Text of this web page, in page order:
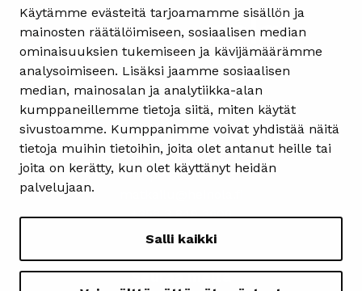
Käytämme evästeitä tarjoamamme sisällön ja
mainosten räätälöimiseen, sosiaalisen median
ominaisuuksien tukemiseen ja kävijämäärämme
analysoimiseen. Lisäksi jaamme sosiaalisen
median, mainosalan ja analytiikka-alan
kumppaneillemme tietoja siitä, miten käytät
sivustoamme. Kumppanimme voivat yhdistää näitä
tietoja muihin tietoihin, joita olet antanut heille tai
joita on kerätty, kun olet käyttänyt heidän
palvelujaan.
Salli kaikki
Yhteystiedot
Heinolan matkailuinfo
Kauppakatu 4
18100 Heinola
ma-pe 08.30-15.30
+358 3 849 3606
Seuraa meitä